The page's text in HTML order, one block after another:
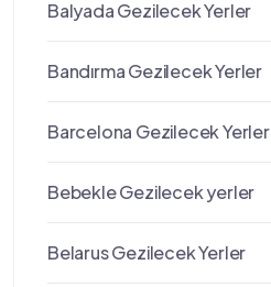
Balyada Gezilecek Yerler
Bandırma Gezilecek Yerler
Barcelona Gezilecek Yerler
Bebekle Gezilecek yerler
Belarus Gezilecek Yerler